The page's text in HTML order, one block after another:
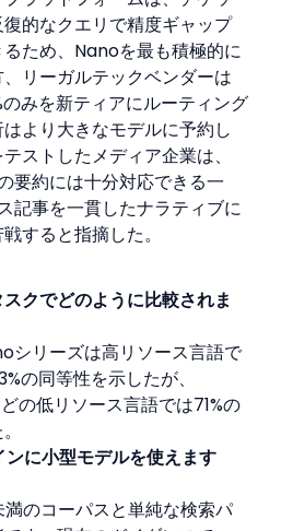
復的なクエリで精度ギャップ
ため、Nanoを最も積極的に
リーガルテックベンダーは
みを新ティアにルーティング
より大きなモデルに予約し
ストしたメディア企業は、
要約には十分対応できる一
記事を一貫したナラティブに
すると指摘した。
クでどのように比較されま
シリーズは高リソース言語で
の同等性を示したが、
の低リソース言語では71%の
に小型モデルを使えます
のコーパスと単純な検索パ